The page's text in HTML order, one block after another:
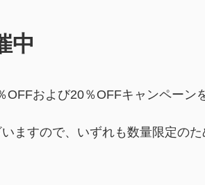
中
および20％OFFキャンペーン
ますので、いずれも数量限定の